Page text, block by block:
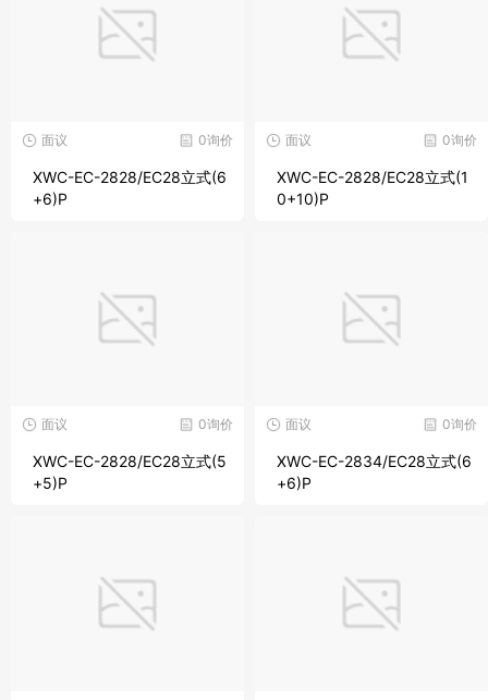
0询价
面议
XWC-EC-2828/EC28立式(6
+6)P
0询价
面议
XWC-EC-2828/EC28立式(1
0+10)P
0询价
面议
XWC-EC-2828/EC28立式(5
+5)P
0询价
面议
XWC-EC-2834/EC28立式(6
+6)P